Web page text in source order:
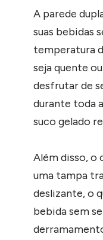
A parede
suas bebidas
temperatura
seja quente
desfrutar de
durante toda
suco gelado
Além disso, o
uma tampa
deslizante, o
bebida sem